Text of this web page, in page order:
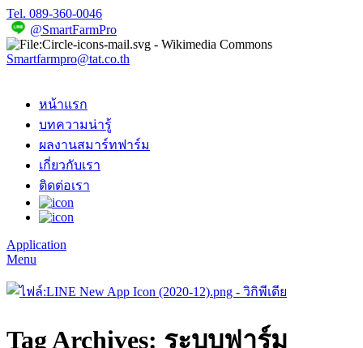
Tel. 089-360-0046
@SmartFarmPro
Smartfarmpro@tat.co.th
หน้าแรก
บทความน่ารู้
ผลงานสมาร์ทฟาร์ม
เกี่ยวกับเรา
ติดต่อเรา
Application
Menu
Tag Archives: ระบบฟาร์ม